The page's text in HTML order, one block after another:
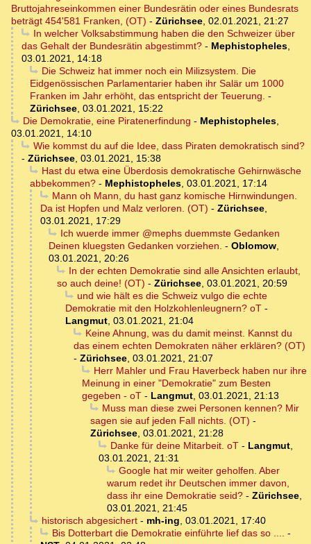
Bruttojahreseinkommen einer Bundesrätin oder eines Bundesrats
beträgt 454'581 Franken, (OT) - Zürichsee, 02.01.2021, 21:27
In welcher Volksabstimmung haben die den Schweizer über
das Gehalt der Bundesrätin abgestimmt? - Mephistopheles,
03.01.2021, 14:18
Die Schweiz hat immer noch ein Milizsystem. Die
Eidgenössischen Parlamentarier haben ihr Salär um 1000
Franken im Jahr erhöht, das entspricht der Teuerung. -
Zürichsee, 03.01.2021, 15:22
Die Demokratie, eine Piratenerfindung - Mephistopheles,
03.01.2021, 14:10
Wie kommst du auf die Idee, dass Piraten demokratisch sind?
- Zürichsee, 03.01.2021, 15:38
Hast du etwa eine Überdosis demokratische Gehirnwäsche
abbekommen? - Mephistopheles, 03.01.2021, 17:14
Mann oh Mann, du hast ganz komische Hirnwindungen.
Da ist Hopfen und Malz verloren. (OT) - Zürichsee,
03.01.2021, 17:29
Ich wuerde immer @mephs duemmste Gedanken
Deinen kluegsten Gedanken vorziehen. - Oblomow,
03.01.2021, 20:26
In der echten Demokratie sind alle Ansichten erlaubt,
so auch deine! (OT) - Zürichsee, 03.01.2021, 20:59
und wie hält es die Schweiz vulgo die echte
Demokratie mit den Holzkohlenleugnern? oT -
Langmut, 03.01.2021, 21:04
Keine Ahnung, was du damit meinst. Kannst du
das einem echten Demokraten näher erklären? (OT)
- Zürichsee, 03.01.2021, 21:07
Herr Mahler und Frau Haverbeck haben nur ihre
Meinung in einer "Demokratie" zum Besten
gegeben - oT - Langmut, 03.01.2021, 21:13
Muss man diese zwei Personen kennen? Mir
sagen sie auf jeden Fall nichts. (OT) -
Zürichsee, 03.01.2021, 21:28
Danke für deine Mitarbeit. oT- Langmut,
03.01.2021, 21:31
Google hat mir weiter geholfen. Aber
warum redet ihr Deutschen immer davon,
dass ihr eine Demokratie seid? - Zürichsee,
03.01.2021, 21:45
historisch abgesichert- mh-ing, 03.01.2021, 17:40
Bis Dotterbart die Demokratie einführte lief das so .... -